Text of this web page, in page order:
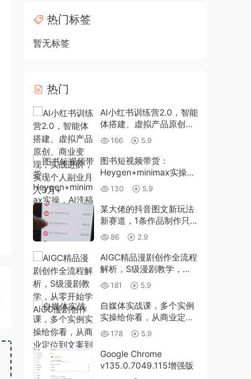
热门标签
暂无标签
热门
AI小红书训练营2.0，智能
体搭建、虚拟产品原创、
商业变现，实战进阶，实
现个人副业月入3万+
166 5.9
图书短视频带货：
Heygen+minimax实操，
AI洗稿 ，批量剪辑出单
130 5.9
某大佬的抖音图文新玩法
新赛道，1条作品制作只
需要几分钟，有伙伴号直
接干直接有收益
86 2.9
AIGC精品漫剧创作全流程
解析，S级漫剧教学，从
零开始学AIGC漫剧创作
181 5.9
自媒体实战课，多个实例
实操给你看，从商业定位
到文案到拍摄与表现力到
后期剪辑与转化
178 5.9
Google Chrome
v135.0.7049.115增强版